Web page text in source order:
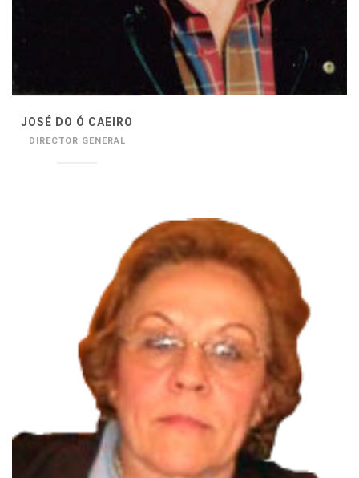
JOSÉ DO Ó CAEIRO
DIRECTOR GENERAL